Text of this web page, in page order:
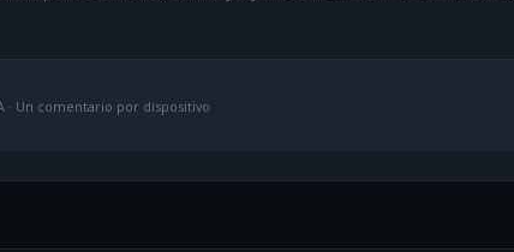
· Un comentario por dispositivo